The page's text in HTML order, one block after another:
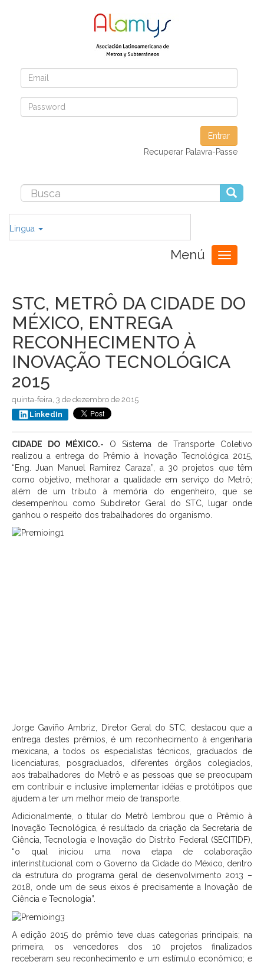
Entrar
Recuperar Palavra-Passe
Lingua
Menú
Toggle
navigation
STC, METRÔ DA CIDADE DO
MÉXICO, ENTREGA
RECONHECIMENTO À
INOVAÇÃO TECNOLÓGICA
2015
quinta-feira, 3 de dezembro de 2015
LinkedIn
CIDADE DO MÉXICO.- O Sistema de Transporte Coletivo
realizou a entrega do Prêmio à Inovação Tecnológica 2015,
“Eng. Juan Manuel Ramirez Caraza”, a 30 projetos que têm
como objetivo, melhorar a qualidade em serviço do Metrô;
além de um tributo à memória do engenheiro, que se
desempenhou como Subdiretor Geral do STC, lugar onde
ganhou o respeito dos trabalhadores do organismo.
Jorge Gaviño Ambriz, Diretor Geral do STC, destacou que a
entrega destes prêmios, é um reconhecimento à engenharia
mexicana, a todos os especialistas técnicos, graduados de
licenciaturas, posgraduados, diferentes órgãos colegiados,
aos trabalhadores do Metrô e as pessoas que se preocupam
em contribuir e inclusive implementar idéias e protótipos que
ajudem a ter um melhor meio de transporte.
Adicionalmente, o titular do Metrô lembrou que o Prêmio à
Inovação Tecnológica, é resultado da criação da Secretaria de
Ciência, Tecnologia e Inovação do Distrito Federal (SECITIDF),
“o qual iniciou uma nova etapa de colaboração
interinstitucional com o Governo da Cidade do México, dentro
da estrutura do programa geral de desenvolvimento 2013 –
2018, onde um de seus eixos é precisamente a Inovação de
Ciência e Tecnologia”.
A edição 2015 do prêmio teve duas categorias principais; na
primeira, os vencedores dos 10 projetos finalizados
receberam seu reconhecimento e um estímulo econômico; e